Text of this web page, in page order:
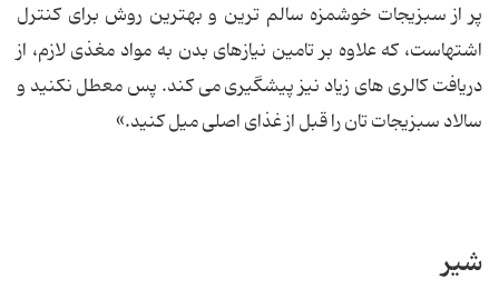
پر از سبزیجات خوشمزه سالم ترین و بهترین روش برای کنترل
اشتهاست، که علاوه بر تامین نیازهای بدن به مواد مغذی لازم، از
دریافت کالری های زیاد نیز پیشگیری می کند. پس معطل نکنید و
سالاد سبزیجات تان را قبل از غذای اصلی میل کنید.»
شیر